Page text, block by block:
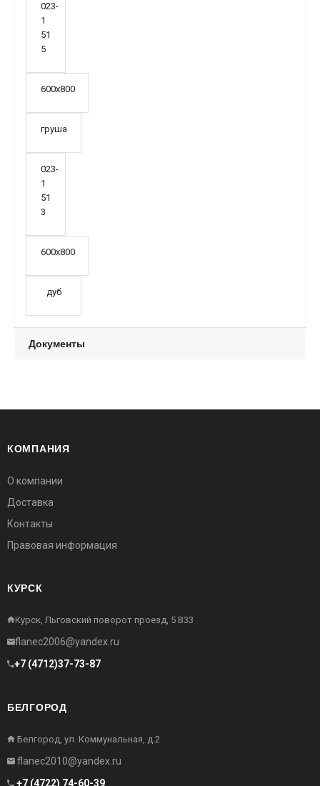
023-
1
51
5
600х800
груша
023-
1
51
3
600х800
дуб
Документы
КОМПАНИЯ
О компании
Доставка
Контакты
Правовая информация
КУРСК
Курск, Льговский поворот проезд, 5 В33
flanec2006@yandex.ru
+7 (4712)37-73-87
БЕЛГОРОД
Белгород, ул. Коммунальная, д.2
flanec2010@yandex.ru
+7 (4722) 74-60-39